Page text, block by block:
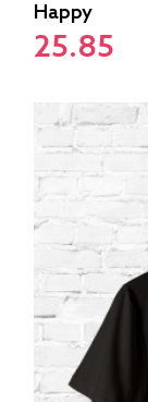
Happy
25.85